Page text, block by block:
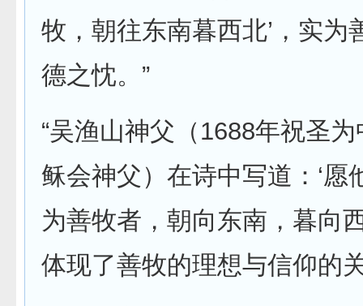
牧，朝往东南暮西北’，实为
德之忱。”
“吴渔山神父（1688年祝圣
稣会神父）在诗中写道：‘愿
为善牧者，朝向东南，暮向
体现了善牧的理想与信仰的